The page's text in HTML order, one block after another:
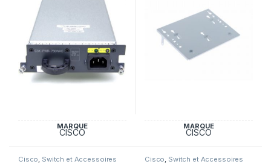
MARQUE
CISCO
MARQUE
CISCO
Cisco Switch et Accessoires Cisco Switch et Accessoires